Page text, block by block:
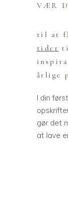
VÆR
til at
tider
årlige
I din
gør det
at lave